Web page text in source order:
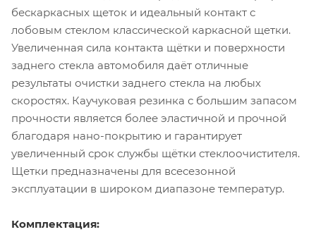
бескаркасных щеток и идеальный контакт с
лобовым стеклом классической каркасной щетки.
Увеличенная сила контакта щётки и поверхности
заднего стекла автомобиля даёт отличные
результаты очистки заднего стекла на любых
скоростях. Каучуковая резинка с большим запасом
прочности является более эластичной и прочной
благодаря нано-покрытию и гарантирует
увеличенный срок службы щётки стеклоочистителя.
Щетки предназначены для всесезонной
эксплуатации в широком диапазоне температур.
Комплектация: